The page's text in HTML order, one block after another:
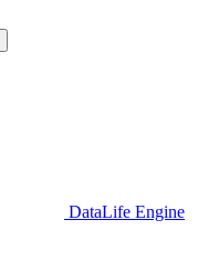
DataLife Engine